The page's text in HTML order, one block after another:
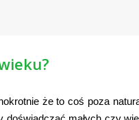
że to coś poza